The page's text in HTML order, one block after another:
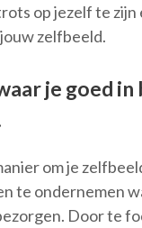
op jezelf te
zelfbeeld.
je goed in
om je
te ondernemen
Door te